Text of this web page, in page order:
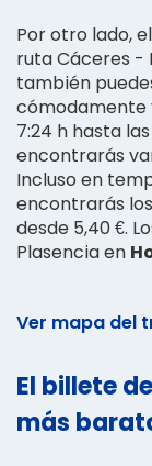
Por otro lado,
ruta Cáceres -
también
cómodamente
7:24 h hasta
encontrarás
Incluso en
encontrarás
desde 5,40 €.
Plasencia en
Ver mapa del
El billete
más